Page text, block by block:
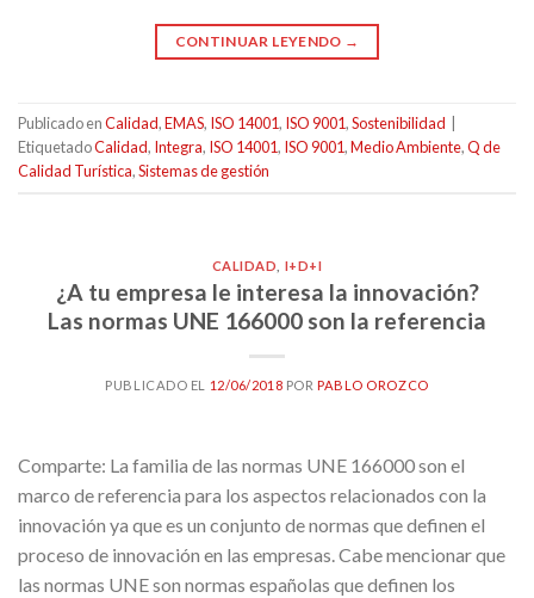
CONTINUAR LEYENDO →
Publicado enCalidad,EMAS, ISO 14001, ISO 9001,Sostenibilidad
EtiquetadoCalidad, Integra, ISO 14001, ISO 9001,Medio Ambiente,Q de
Calidad Turística,Sistemas de gestión
CALIDAD I+D+I
¿A tu empresa le interesa la innovación?
Las normas UNE 166000 son la referencia
PUBLICADO EL 12/06/2018 POR PABLO OROZCO
Comparte: La familia de las normas UNE 166000 son el
marco de referencia para los aspectos relacionados con la
innovación ya que es un conjunto de normas que definen el
proceso de innovación en las empresas. Cabe mencionar que
las normas UNE son normas españolas que definen los